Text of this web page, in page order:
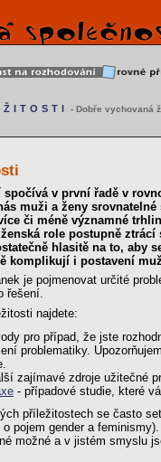
- Dobře vychovaná
v první řadě v
muži a ženy
či méně významné
role postupně
hlasitě na to, aby
komplikují i postavení
je pojmenovat určité
řešení.
najdete:
pro případ, že jste
problematiky.
zajímavé zdroje užitečné
- případové studie, které
příležitostech se často
o pojem gender a
možné a v jistém smyslu